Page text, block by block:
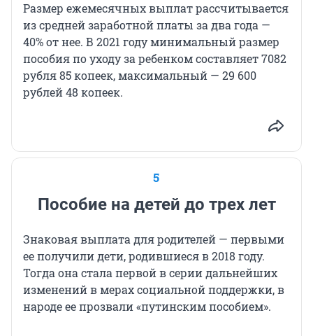
Размер ежемесячных выплат рассчитывается
из средней заработной платы за два года —
40% от нее. В 2021 году минимальный размер
пособия по уходу за ребенком составляет 7082
рубля 85 копеек, максимальный — 29 600
рублей 48 копеек.
5
Пособие на детей до трех лет
Знаковая выплата для родителей — первыми
ее получили дети, родившиеся в 2018 году.
Тогда она стала первой в серии дальнейших
изменений в мерах социальной поддержки, в
народе ее прозвали «путинским пособием».